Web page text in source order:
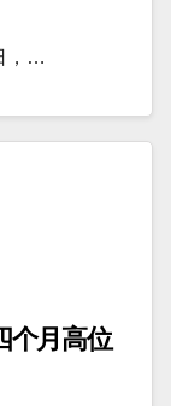
，…
个月高位